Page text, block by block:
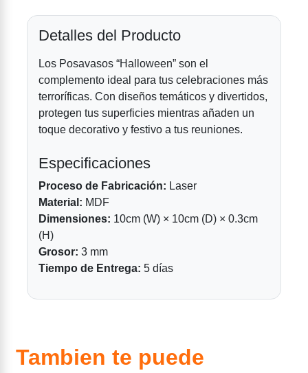
Detalles del Producto
Los Posavasos “Halloween” son el
complemento ideal para tus celebraciones más
terroríficas. Con diseños temáticos y divertidos,
protegen tus superficies mientras añaden un
toque decorativo y festivo a tus reuniones.
Especificaciones
Proceso de Fabricación: Laser
Material: MDF
Dimensiones: 10cm (W) × 10cm (D) × 0.3cm
(H)
Grosor: 3 mm
Tiempo de Entrega: 5 días
Tambien te puede